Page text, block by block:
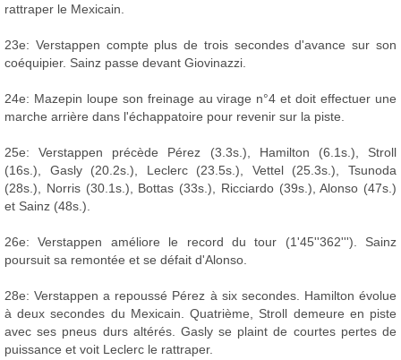
rattraper le Mexicain.
23e: Verstappen compte plus de trois secondes d'avance sur son
coéquipier. Sainz passe devant Giovinazzi.
24e: Mazepin loupe son freinage au virage n°4 et doit effectuer une
marche arrière dans l'échappatoire pour revenir sur la piste.
25e: Verstappen précède Pérez (3.3s.), Hamilton (6.1s.), Stroll
(16s.), Gasly (20.2s.), Leclerc (23.5s.), Vettel (25.3s.), Tsunoda
(28s.), Norris (30.1s.), Bottas (33s.), Ricciardo (39s.), Alonso (47s.)
et Sainz (48s.).
26e: Verstappen améliore le record du tour (1'45''362'''). Sainz
poursuit sa remontée et se défait d'Alonso.
28e: Verstappen a repoussé Pérez à six secondes. Hamilton évolue
à deux secondes du Mexicain. Quatrième, Stroll demeure en piste
avec ses pneus durs altérés. Gasly se plaint de courtes pertes de
puissance et voit Leclerc le rattraper.